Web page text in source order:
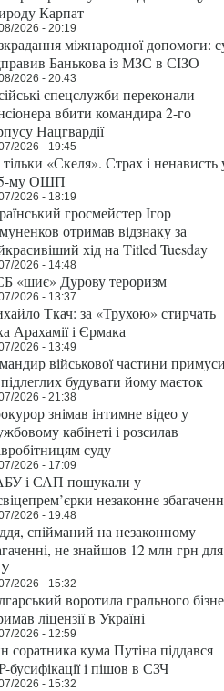
Карпат
2026 - 20:19
міжнародної допомоги:
Банькова із МЗС в СІЗО
2026 - 20:43
спецслужби переконали
вбити командира 2-го
Нацгвардії
2026 - 19:45
«Скеля». Страх і ненависть
му ОШП
2026 - 18:19
гросмейстер Ігор
отримав відзнаку за
хід на Titled Tuesday
2026 - 14:48
«шиє» Дурову тероризм
2026 - 13:37
Ткач: за «Трухою» стирчать
Арахамії і Єрмака
2026 - 13:49
військової частини
будувати йому маєток
2026 - 21:38
знімав інтимне відео у
кабінеті і розсилав
суду
2026 - 17:09
і САП пошукали у
незаконне
2026 - 19:48
спійманий на незаконному
не знайшов 12 млн грн для
2026 - 15:32
воротила грального
ліцензії в Україні
2026 - 12:59
соратника кума Путіна піддався
бусифікації і пішов в СЗЧ
2026 - 15:32